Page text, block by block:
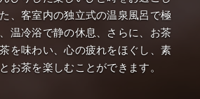
、客室内の独立式の温泉風呂で極
温冷浴で静の休息、さらに、お茶
を味わい、心の疲れをほぐし、素
お茶を楽しむことができます。